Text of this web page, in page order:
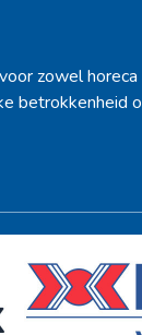
zowel
betrokkenheid